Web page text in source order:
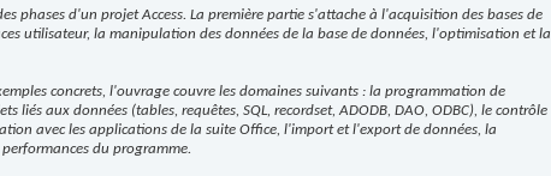
phases d'un projet Access. La première partie s'attache à l'acquisition des bases de
utilisateur, la manipulation des données de la base de données, l'optimisation et la
concrets, l'ouvrage couvre les domaines suivants : la programmation de
liés aux données (tables, requêtes, SQL, recordset, ADODB, DAO, ODBC), le contrôle
avec les applications de la suite Office, l'import et l'export de données, la
du programme.